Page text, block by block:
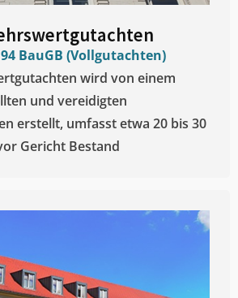
BauGB (Vollgutachten)
wird von einem
und vereidigten
erstellt, umfasst etwa 20 bis 30
Gericht Bestand